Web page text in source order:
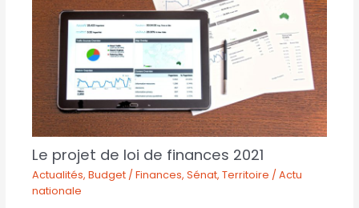
Le projet de loi de finances 2021
Actualités,Budget / Finances,Sénat,Territoire / Actu
nationale